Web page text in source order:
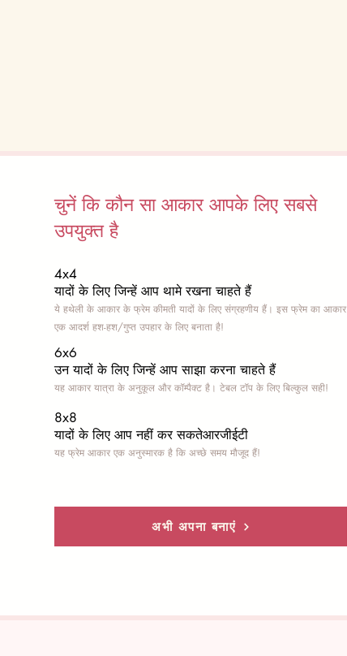
चुनें कि कौन सा आकार आपके लिए सबसे
उपयुक्त है
4x4
यादों के लिए जिन्हें आप थामे रखना चाहते हैं
ये हथेली के आकार के फ्रेम कीमती यादों के लिए संग्रहणीय हैं। इस फ्रेम का आकार
एक आदर्श हश-हश/गुप्त उपहार के लिए बनाता है!
6x6
उन यादों के लिए जिन्हें आप साझा करना चाहते हैं
यह आकार यात्रा के अनुकूल और कॉम्पैक्ट है। टेबल टॉप के लिए बिल्कुल सही!
8x8
यादों के लिए आप नहीं कर सकतेआरजीईटी
यह फ्रेम आकार एक अनुस्मारक है कि अच्छे समय मौजूद हैं!
अभी अपना बनाएं